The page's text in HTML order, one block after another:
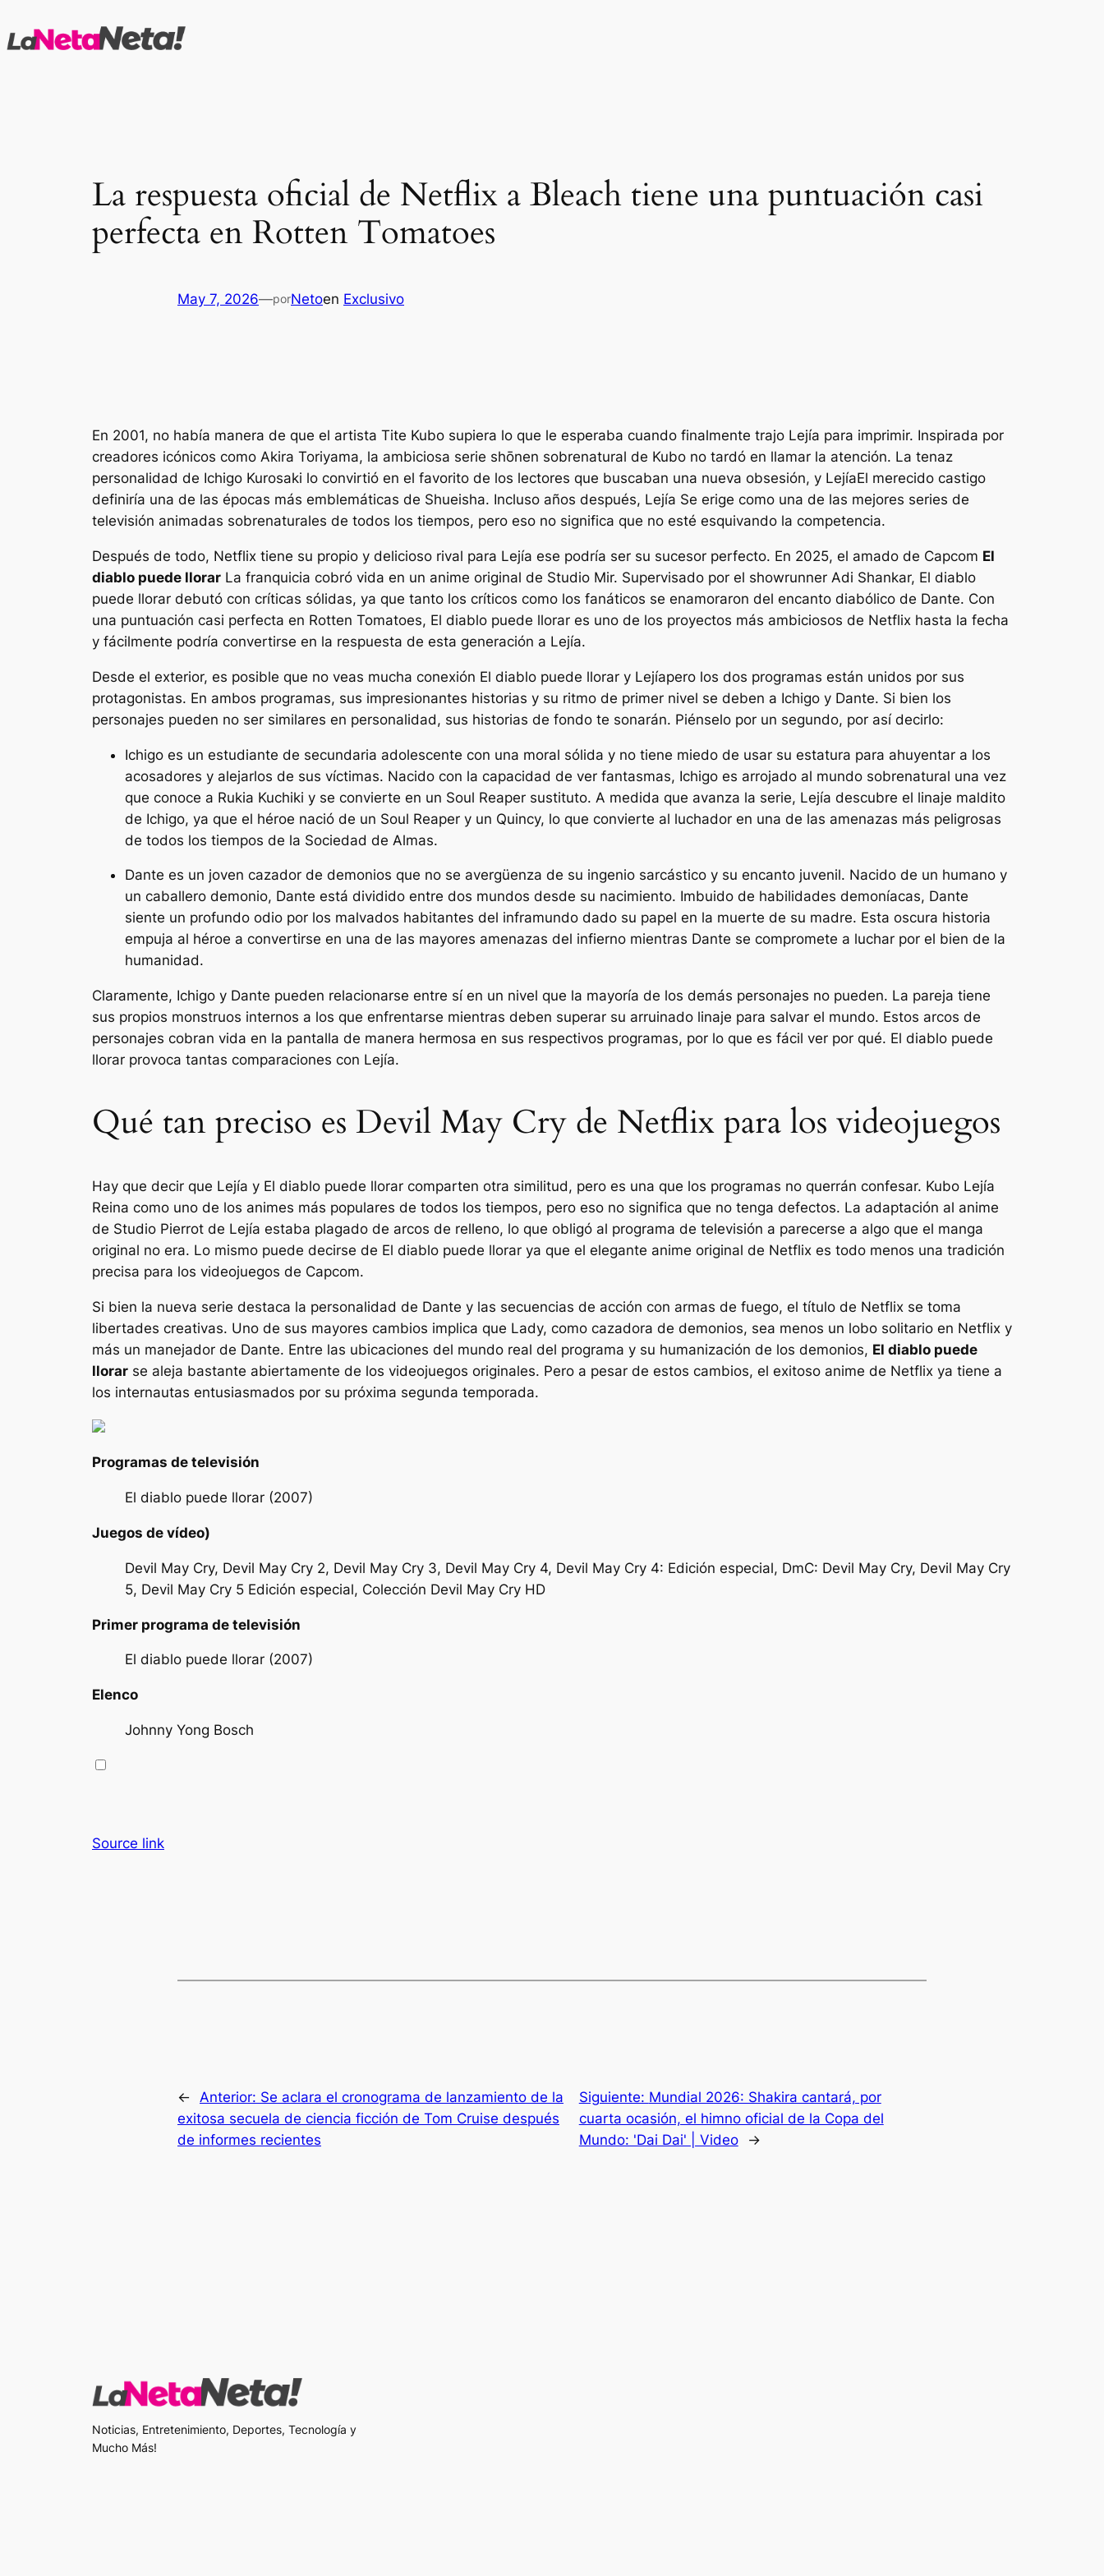
al
La respuesta oficial de Netflix a Bleach tiene una puntuación casi
perfecta en Rotten Tomatoes
May 7, 2026—porNetoen Exclusivo
En 2001, no había manera de que el artista Tite Kubo supiera lo que le esperaba cuando finalmente trajo Lejía para imprimir. Inspirada por
creadores icónicos como Akira Toriyama, la ambiciosa serie shōnen sobrenatural de Kubo no tardó en llamar la atención. La tenaz
personalidad de Ichigo Kurosaki lo convirtió en el favorito de los lectores que buscaban una nueva obsesión, y LejíaEl merecido castigo
definiría una de las épocas más emblemáticas de Shueisha. Incluso años después, Lejía Se erige como una de las mejores series de
televisión animadas sobrenaturales de todos los tiempos, pero eso no significa que no esté esquivando la competencia.
Después de todo, Netflix tiene su propio y delicioso rival para Lejía ese podría ser su sucesor perfecto. En 2025, el amado de Capcom El
diablo puede llorar La franquicia cobró vida en un anime original de Studio Mir. Supervisado por el showrunner Adi Shankar, El diablo
puede llorar debutó con críticas sólidas, ya que tanto los críticos como los fanáticos se enamoraron del encanto diabólico de Dante. Con
una puntuación casi perfecta en Rotten Tomatoes, El diablo puede llorar es uno de los proyectos más ambiciosos de Netflix hasta la fecha
y fácilmente podría convertirse en la respuesta de esta generación a Lejía.
Desde el exterior, es posible que no veas mucha conexión El diablo puede llorar y Lejíapero los dos programas están unidos por sus
protagonistas. En ambos programas, sus impresionantes historias y su ritmo de primer nivel se deben a Ichigo y Dante. Si bien los
personajes pueden no ser similares en personalidad, sus historias de fondo te sonarán. Piénselo por un segundo, por así decirlo:
Ichigo es un estudiante de secundaria adolescente con una moral sólida y no tiene miedo de usar su estatura para ahuyentar a los
acosadores y alejarlos de sus víctimas. Nacido con la capacidad de ver fantasmas, Ichigo es arrojado al mundo sobrenatural una vez
que conoce a Rukia Kuchiki y se convierte en un Soul Reaper sustituto. A medida que avanza la serie, Lejía descubre el linaje maldito
de Ichigo, ya que el héroe nació de un Soul Reaper y un Quincy, lo que convierte al luchador en una de las amenazas más peligrosas
de todos los tiempos de la Sociedad de Almas.
Dante es un joven cazador de demonios que no se avergüenza de su ingenio sarcástico y su encanto juvenil. Nacido de un humano y
un caballero demonio, Dante está dividido entre dos mundos desde su nacimiento. Imbuido de habilidades demoníacas, Dante
siente un profundo odio por los malvados habitantes del inframundo dado su papel en la muerte de su madre. Esta oscura historia
empuja al héroe a convertirse en una de las mayores amenazas del infierno mientras Dante se compromete a luchar por el bien de la
humanidad.
Claramente, Ichigo y Dante pueden relacionarse entre sí en un nivel que la mayoría de los demás personajes no pueden. La pareja tiene
sus propios monstruos internos a los que enfrentarse mientras deben superar su arruinado linaje para salvar el mundo. Estos arcos de
personajes cobran vida en la pantalla de manera hermosa en sus respectivos programas, por lo que es fácil ver por qué. El diablo puede
llorar provoca tantas comparaciones con Lejía.
Qué tan preciso es Devil May Cry de Netflix para los videojuegos
Hay que decir que Lejía y El diablo puede llorar comparten otra similitud, pero es una que los programas no querrán confesar. Kubo Lejía
Reina como uno de los animes más populares de todos los tiempos, pero eso no significa que no tenga defectos. La adaptación al anime
de Studio Pierrot de Lejía estaba plagado de arcos de relleno, lo que obligó al programa de televisión a parecerse a algo que el manga
original no era. Lo mismo puede decirse de El diablo puede llorar ya que el elegante anime original de Netflix es todo menos una tradición
precisa para los videojuegos de Capcom.
Si bien la nueva serie destaca la personalidad de Dante y las secuencias de acción con armas de fuego, el título de Netflix se toma
libertades creativas. Uno de sus mayores cambios implica que Lady, como cazadora de demonios, sea menos un lobo solitario en Netflix y
más un manejador de Dante. Entre las ubicaciones del mundo real del programa y su humanización de los demonios, El diablo puede
llorar se aleja bastante abiertamente de los videojuegos originales. Pero a pesar de estos cambios, el exitoso anime de Netflix ya tiene a
los internautas entusiasmados por su próxima segunda temporada.
Programas de televisión
El diablo puede llorar (2007)
Juegos de vídeo)
Devil May Cry, Devil May Cry 2, Devil May Cry 3, Devil May Cry 4, Devil May Cry 4: Edición especial, DmC: Devil May Cry, Devil May Cry
5, Devil May Cry 5 Edición especial, Colección Devil May Cry HD
Primer programa de televisión
El diablo puede llorar (2007)
Elenco
Johnny Yong Bosch
Source link
← Anterior: Se aclara el cronograma de lanzamiento de la
exitosa secuela de ciencia ficción de Tom Cruise después
de informes recientes
Siguiente: Mundial 2026: Shakira cantará, por
cuarta ocasión, el himno oficial de la Copa del
Mundo: 'Dai Dai' | Video
→
Noticias, Entretenimiento, Deportes, Tecnología y
Mucho Más!